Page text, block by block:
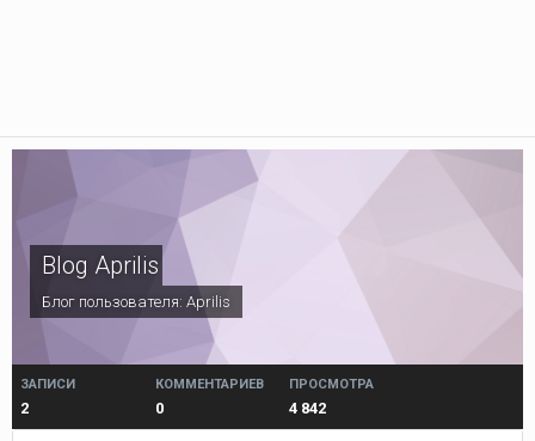
Blog Aprilis
Блог пользователя: Aprilis
ЗАПИСИ
2
КОММЕНТАРИЕВ
0
ПРОСМОТРА
4 842